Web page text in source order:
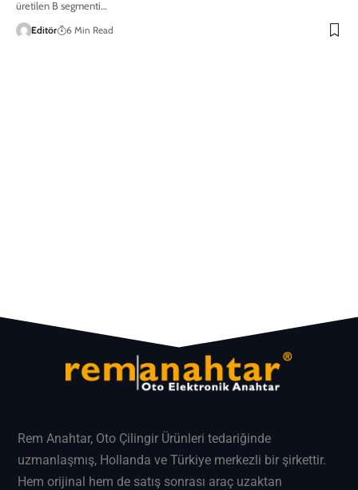
üretilen B segmenti…
Editör 6 Min Read
Rem Anahtar, Oto Çilingir Ürünleri tedariğinde
uzmanlaşmış, Hollanda ve Türkiye merkezli bir şirkettir.
Hem orijinal hem de satış sonrası araç uzaktan